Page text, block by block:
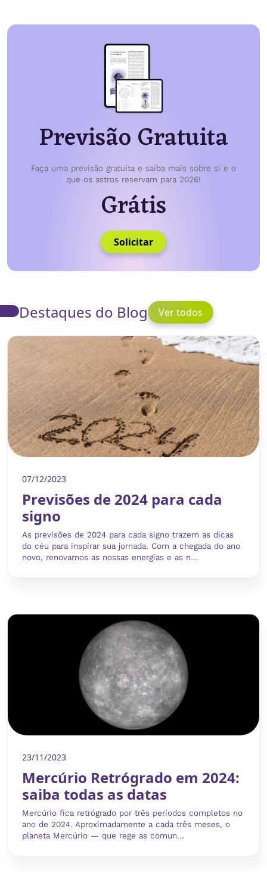
Previsão Gratuita
Faça uma previsão gratuita e saiba mais sobre si e o
que os astros reservam para 2026!
Grátis
Solicitar
Destaques do Blog Ver todos
07/12/2023
Previsões de 2024 para cada
signo
As previsões de 2024 para cada signo trazem as dicas
do céu para inspirar sua jornada. Com a chegada do ano
novo, renovamos as nossas energias e as n...
23/11/2023
Mercúrio Retrógrado em 2024:
saiba todas as datas
Mercúrio fica retrógrado por três períodos completos no
ano de 2024. Aproximadamente a cada três meses, o
planeta Mercúrio — que rege as comun...